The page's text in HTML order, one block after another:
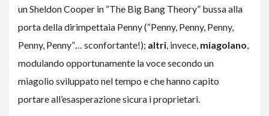
un Sheldon Cooper in “The Big Bang Theory” bussa alla
porta della dirimpettaia Penny (“Penny, Penny, Penny,
Penny, Penny”… sconfortante!); altri , invece, miagolano
modulando opportunamente la voce secondo un
miagolio sviluppato nel tempo e che hanno capito
portare all’esasperazione sicura i proprietari.